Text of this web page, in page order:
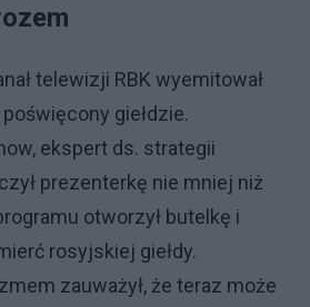
telewizji RBK wyemitował
giełdzie.
ekspert ds. strategii
prezenterkę nie mniej niż
otworzył butelkę i
rosyjskiej giełdy.
zauważył, że teraz może